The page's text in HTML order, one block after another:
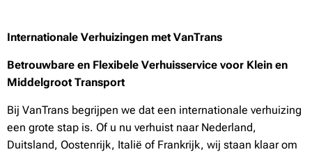
Internationale Verhuizingen met VanTrans
Betrouwbare en Flexibele Verhuisservice voor Klein en
Middelgroot Transport
Bij VanTrans begrijpen we dat een internationale verhuizing
een grote stap is. Of u nu verhuist naar Nederland,
Duitsland, Oostenrijk, Italië of Frankrijk, wij staan klaar om